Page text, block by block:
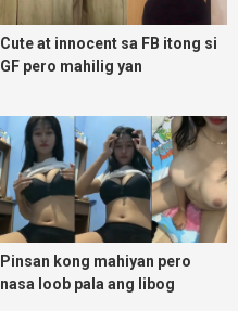
Cute at innocent sa FB itong si
GF pero mahilig yan
Pinsan kong mahiyan pero
nasa loob pala ang libog